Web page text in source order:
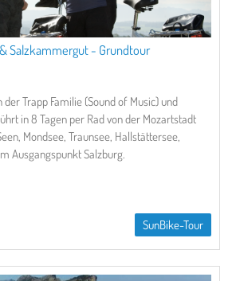
Salzkammergut - Grundtour
Trapp Familie (Sound of Music) und
in 8 Tagen per Rad von der Mozartstadt
Mondsee, Traunsee, Hallstättersee,
Ausgangspunkt Salzburg.
SunBike-Tour